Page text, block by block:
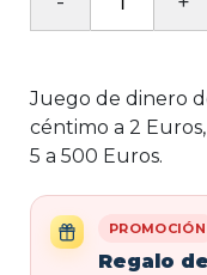
Juego de dinero
céntimo a 2
5 a 500 Euros.
PROMOCIÓN
Regalo